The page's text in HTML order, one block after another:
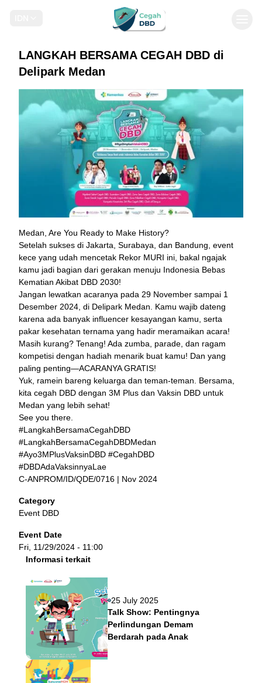
main
content
LANGKAH BERSAMA CEGAH DBD di
Delipark Medan
Medan, Are You Ready to Make History?
Setelah sukses di Jakarta, Surabaya, dan Bandung, event
kece yang udah mencetak Rekor MURI ini, bakal ngajak
kamu jadi bagian dari gerakan menuju Indonesia Bebas
Kematian Akibat DBD 2030!
Jangan lewatkan acaranya pada 29 November sampai 1
Desember 2024, di Delipark Medan. Kamu wajib dateng
karena ada banyak influencer kesayangan kamu, serta
pakar kesehatan ternama yang hadir meramaikan acara!
Masih kurang? Tenang! Ada zumba, parade, dan ragam
kompetisi dengan hadiah menarik buat kamu! Dan yang
paling penting—ACARANYA GRATIS!
Yuk, ramein bareng keluarga dan teman-teman. Bersama,
kita cegah DBD dengan 3M Plus dan Vaksin DBD untuk
Medan yang lebih sehat!
See you there.
#LangkahBersamaCegahDBD
#LangkahBersamaCegahDBDMedan
#Ayo3MPlusVaksinDBD #CegahDBD
#DBDAdaVaksinnyaLae
C-ANPROM/ID/QDE/0716 | Nov 2024
Category
Event DBD
Event Date
Fri, 11/29/2024 - 11:00
Informasi terkait
25 July 2025
Talk Show: Pentingnya
Perlindungan Demam
Berdarah pada Anak